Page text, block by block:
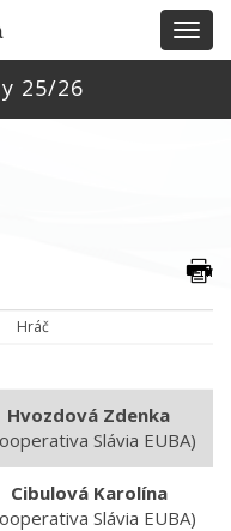
25/26
Hráč
Hvozdová Zdenka
Slávia EUBA)
Cibulová Karolína
Slávia EUBA)